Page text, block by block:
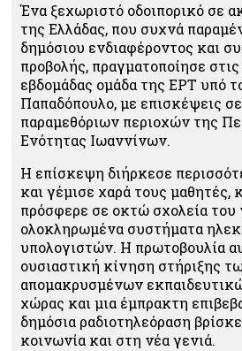
Ένα ξεχωριστό οδοιπορικό σε
της Ελλάδας, που συχνά
δημόσιου ενδιαφέροντος και
προβολής, πραγματοποίησε
εβδομάδας ομάδα της ΕΡΤ υπό
Παπαδόπουλο, με επισκέψεις
παραμεθόριων περιοχών της
Ενότητας Ιωαννίνων.
Η επίσκεψη διήρκεσε
και γέμισε χαρά τους μαθητές,
πρόσφερε σε οκτώ σχολεία του
ολοκληρωμένα συστήματα
υπολογιστών. Η πρωτοβουλία
ουσιαστική κίνηση στήριξης
απομακρυσμένων
χώρας και μια έμπρακτη
δημόσια ραδιοτηλεόραση
κοινωνία και στη νέα γενιά.